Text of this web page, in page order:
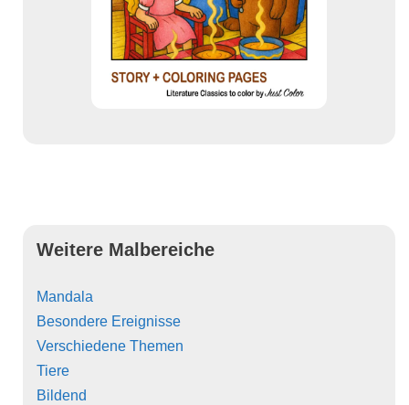
Weitere Malbereiche
Mandala
Besondere Ereignisse
Verschiedene Themen
Tiere
Bildend